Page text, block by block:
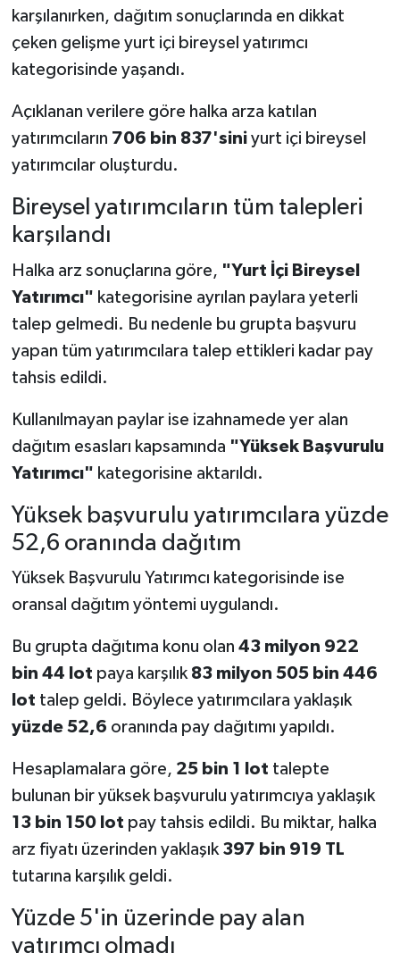
karşılanırken, dağıtım sonuçlarında en dikkat
çeken gelişme yurt içi bireysel yatırımcı
kategorisinde yaşandı.
Açıklanan verilere göre halka arza katılan
yatırımcıların 706 bin 837'siniyurt içi bireysel
yatırımcılar oluşturdu.
Bireysel yatırımcıların tüm talepleri
karşılandı
Halka arz sonuçlarına göre, "Yurt İçi Bireysel
Yatırımcı" kategorisine ayrılan paylara yeterli
talep gelmedi. Bu nedenle bu grupta başvuru
yapan tüm yatırımcılara talep ettikleri kadar pay
tahsis edildi.
Kullanılmayan paylar ise izahnamede yer alan
dağıtım esasları kapsamında "Yüksek Başvurulu
Yatırımcı" kategorisine aktarıldı.
Yüksek başvurulu yatırımcılara yüzde
52,6 oranında dağıtım
Yüksek Başvurulu Yatırımcı kategorisinde ise
oransal dağıtım yöntemi uygulandı.
Bu grupta dağıtıma konu olan 43 milyon 922
bin 44 lot paya karşılık 83 milyon 505 bin 446
lot talep geldi. Böylece yatırımcılara yaklaşık
yüzde 52,6 oranında pay dağıtımı yapıldı.
Hesaplamalara göre, 25 bin 1 lot talepte
bulunan bir yüksek başvurulu yatırımcıya yaklaşık
13 bin 150 lot pay tahsis edildi. Bu miktar, halka
arz fiyatı üzerinden yaklaşık 397 bin 919 TL
tutarına karşılık geldi.
Yüzde 5'in üzerinde pay alan
yatırımcı olmadı